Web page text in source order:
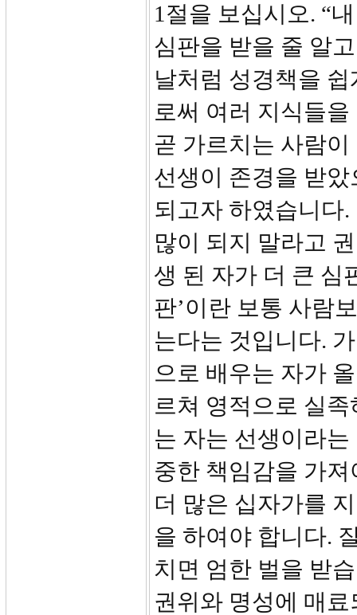
1절을 보십시오. “
심판을 받을 줄 알
날처럼 성경책을
로써 여러 지식들
곧 가르치는 사람
선생이 존경을 받
되고자 하였습니다
많이 되지 말라고
생 된 자가 더 큰 심
판’이란 보통 사람
는다는 것입니다.
으로 배우는 자가
르쳐 영적으로 실
는 자는 선생이라
중한 책임감을 가
더 많은 십자가를
을 하여야 합니다.
치면 엄한 벌을 받
권위와 명성에 매